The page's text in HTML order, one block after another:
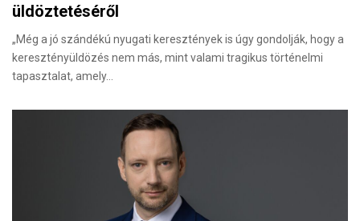
üldöztetéséről
„Még a jó szándékú nyugati keresztények is úgy gondolják, hogy a
keresztényüldözés nem más, mint valami tragikus történelmi
tapasztalat, amely…